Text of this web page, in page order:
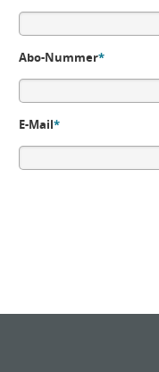
Abo-Nummer*
E-Mail*